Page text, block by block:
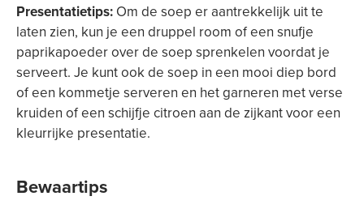
Presentatietips: Om de soep er aantrekkelijk uit te
laten zien, kun je een druppel room of een snufje
paprikapoeder over de soep sprenkelen voordat je
serveert. Je kunt ook de soep in een mooi diep bord
of een kommetje serveren en het garneren met verse
kruiden of een schijfje citroen aan de zijkant voor een
kleurrijke presentatie.
Bewaartips